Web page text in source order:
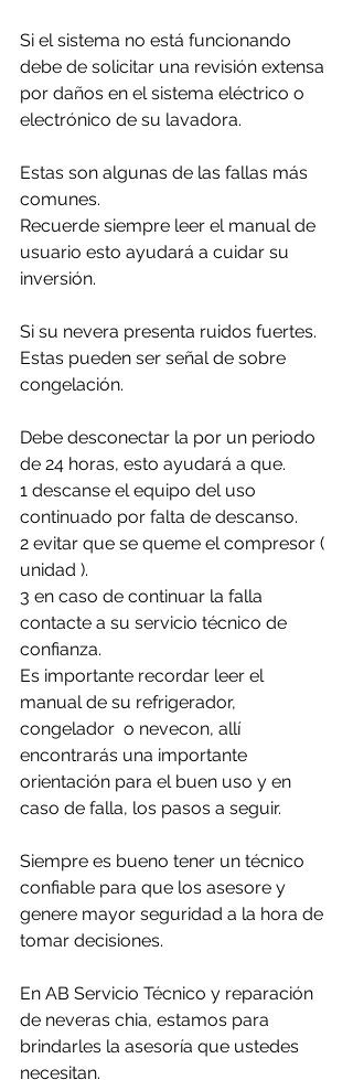
Si el sistema no está funcionando
debe de solicitar una revisión extensa
por daños en el sistema eléctrico o
electrónico de su lavadora.
Estas son algunas de las fallas más
comunes.
Recuerde siempre leer el manual de
usuario esto ayudará a cuidar su
inversión.
Si su nevera presenta ruidos fuertes.
Estas pueden ser señal de sobre
congelación.
Debe desconectar la por un periodo
de 24 horas, esto ayudará a que.
1 descanse el equipo del uso
continuado por falta de descanso.
2 evitar que se queme el compresor (
unidad ).
3 en caso de continuar la falla
contacte a su servicio técnico de
confianza.
Es importante recordar leer el
manual de su refrigerador,
congelador  o nevecon, allí
encontrarás una importante
orientación para el buen uso y en
caso de falla, los pasos a seguir.
Siempre es bueno tener un técnico
confiable para que los asesore y
genere mayor seguridad a la hora de
tomar decisiones.
En AB Servicio Técnico y reparación
de neveras chia, estamos para
brindarles la asesoría que ustedes
necesitan.